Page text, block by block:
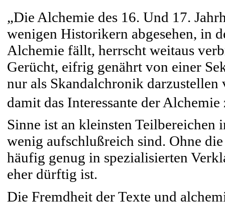
„Die Alchemie des 16. Und 17.
wenigen Historikern abgesehen, in
Alchemie fällt, herrscht weitaus
Gerücht, eifrig genährt von einer
nur als Skandalchronik darzustellen
damit das Interessante der
Sinne ist an kleinsten
wenig aufschlußreich sind. Ohne
häufig genug in spezialisierten
eher dürftig ist.
Die Fremdheit der Texte und